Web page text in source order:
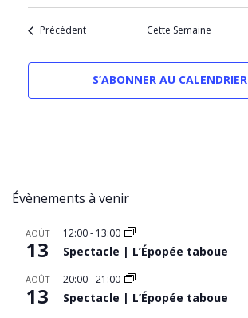
Précédent Cette Semaine
S’ABONNER AU CALENDRIER
Évènements à venir
AOÛT
13
12:00- 13:00
Spectacle | L’Épopée taboue
AOÛT
13
20:00-21:00
Spectacle | L’Épopée taboue